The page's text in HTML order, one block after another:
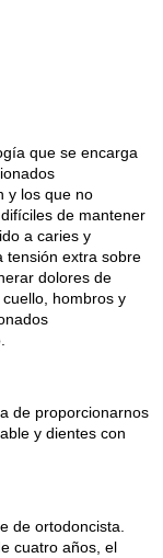
que se encarga
y los que no
de mantener
a caries y
tensión extra sobre
dolores de
hombros y
de proporcionarnos
y dientes con
de ortodoncista.
cuatro años, el